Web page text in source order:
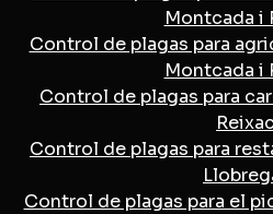
Montcada i
Control de plagas para
Montcada i
Control de plagas para
Reixac
Control de plagas para
Control de plagas para el